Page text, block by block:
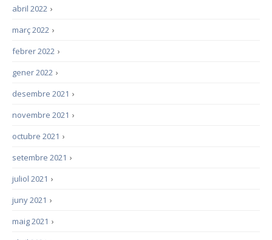
›
abril 2022
›
març 2022
›
febrer 2022
›
gener 2022
›
desembre 2021
›
novembre 2021
›
octubre 2021
›
setembre 2021
›
juliol 2021
›
juny 2021
›
maig 2021